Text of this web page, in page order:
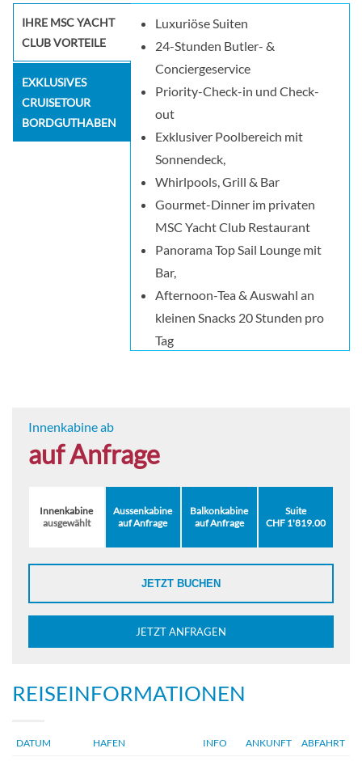
IHRE MSC YACHT
CLUB VORTEILE
EXKLUSIVES
CRUISETOUR
BORDGUTHABEN
Luxuriöse Suiten
24-Stunden Butler- &
Conciergeservice
Priority-Check-in und Check-
out
Exklusiver Poolbereich mit
Sonnendeck,
Whirlpools, Grill & Bar
Gourmet-Dinner im privaten
MSC Yacht Club Restaurant
Panorama Top Sail Lounge mit
Bar,
Afternoon-Tea & Auswahl an
kleinen Snacks 20 Stunden pro
Tag
Innenkabine ab
auf Anfrage
Innenkabine
ausgewählt
Aussenkabine
auf Anfrage
Balkonkabine
auf Anfrage
Suite
CHF 1'819.00
JETZT BUCHEN
JETZT ANFRAGEN
REISEINFORMATIONEN
DATUM HAFEN INFO ANKUNFT ABFAHRT